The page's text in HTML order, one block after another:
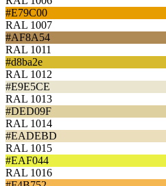
#E79C00
RAL 1007
#AF8A54
RAL 1011
#d8ba2e
RAL 1012
#E9E5CE
RAL 1013
#DED09F
RAL 1014
#EADEBD
RAL 1015
#EAF044
RAL 1016